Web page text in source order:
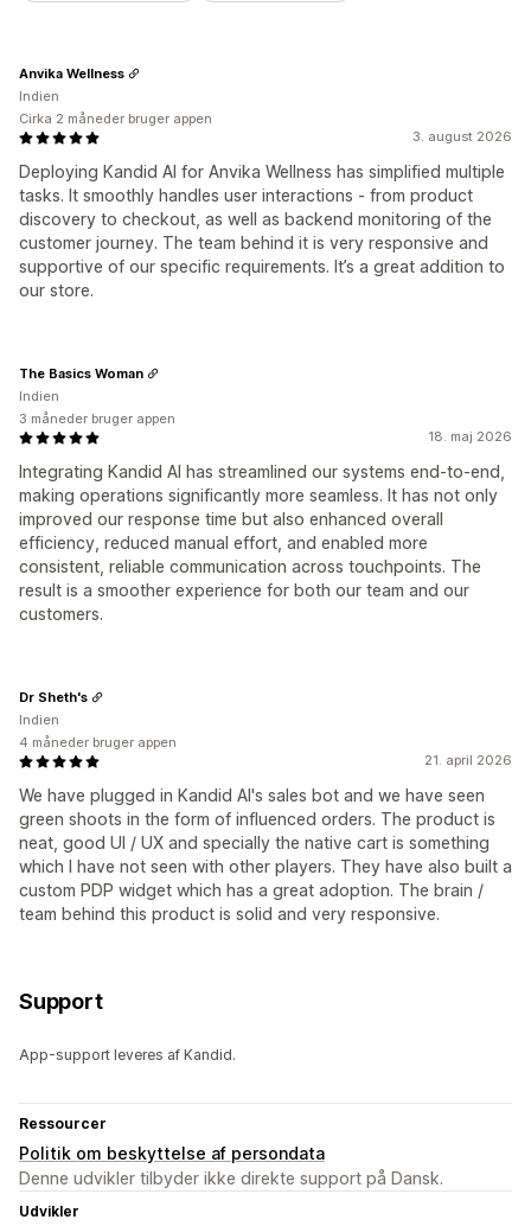
3. august 2026
Deploying Kandid AI for Anvika Wellness has simplified multiple
tasks. It smoothly handles user interactions - from product
discovery to checkout, as well as backend monitoring of the
customer journey. The team behind it is very responsive and
supportive of our specific requirements. It’s a great addition to
our store.
Anvika Wellness
Indien
Cirka 2 måneder bruger appen
18. maj 2026
Integrating Kandid AI has streamlined our systems end-to-end,
making operations significantly more seamless. It has not only
improved our response time but also enhanced overall
efficiency, reduced manual effort, and enabled more
consistent, reliable communication across touchpoints. The
result is a smoother experience for both our team and our
customers.
The Basics Woman
Indien
3 måneder bruger appen
21. april 2026
We have plugged in Kandid AI's sales bot and we have seen
green shoots in the form of influenced orders. The product is
neat, good UI / UX and specially the native cart is something
which I have not seen with other players. They have also built a
custom PDP widget which has a great adoption. The brain /
team behind this product is solid and very responsive.
Dr Sheth's
Indien
4 måneder bruger appen
Support
App-support leveres af Kandid.
Ressourcer
Politik om beskyttelse af persondata
Denne udvikler tilbyder ikke direkte support på Dansk.
Udvikler